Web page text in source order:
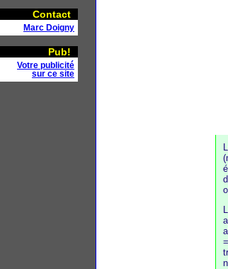
Contact
Marc Doigny
Pub!
Votre publicité
sur ce site